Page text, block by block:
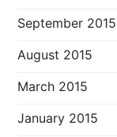
September 2015
August 2015
March 2015
January 2015